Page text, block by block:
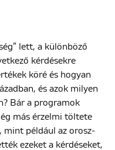
lett, a különböző
kérdésekre
köré és hogyan
és azok milyen
Bár a programok
más érzelmi töltete
mint például az orosz-
ezeket a kérdéseket,